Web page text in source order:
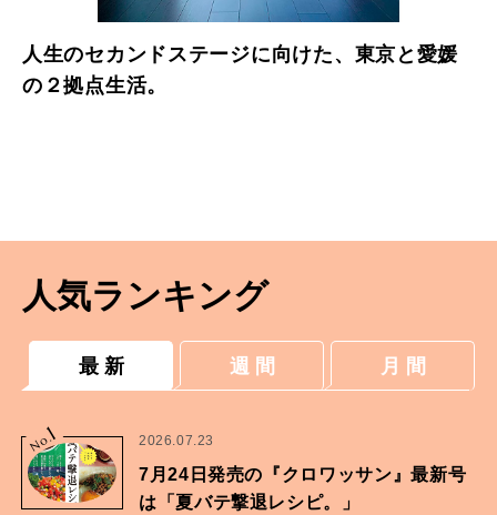
人生のセカンドステージに向けた、東京と愛媛
の２拠点生活。
人気ランキング
最 新 週 間 月 間
No.
1 2026.07.23
7月24日発売の『クロワッサン』最新号
は「夏バテ撃退レシピ。」